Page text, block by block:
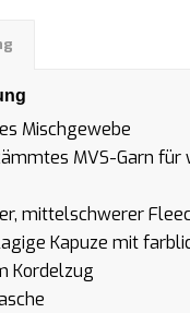
Mischgewebe
MVS-Garn für
mittelschwerer
Kapuze mit
Kordelzug